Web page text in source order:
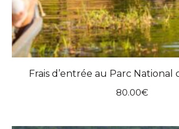
Frais d’entrée au Parc National
80.00€